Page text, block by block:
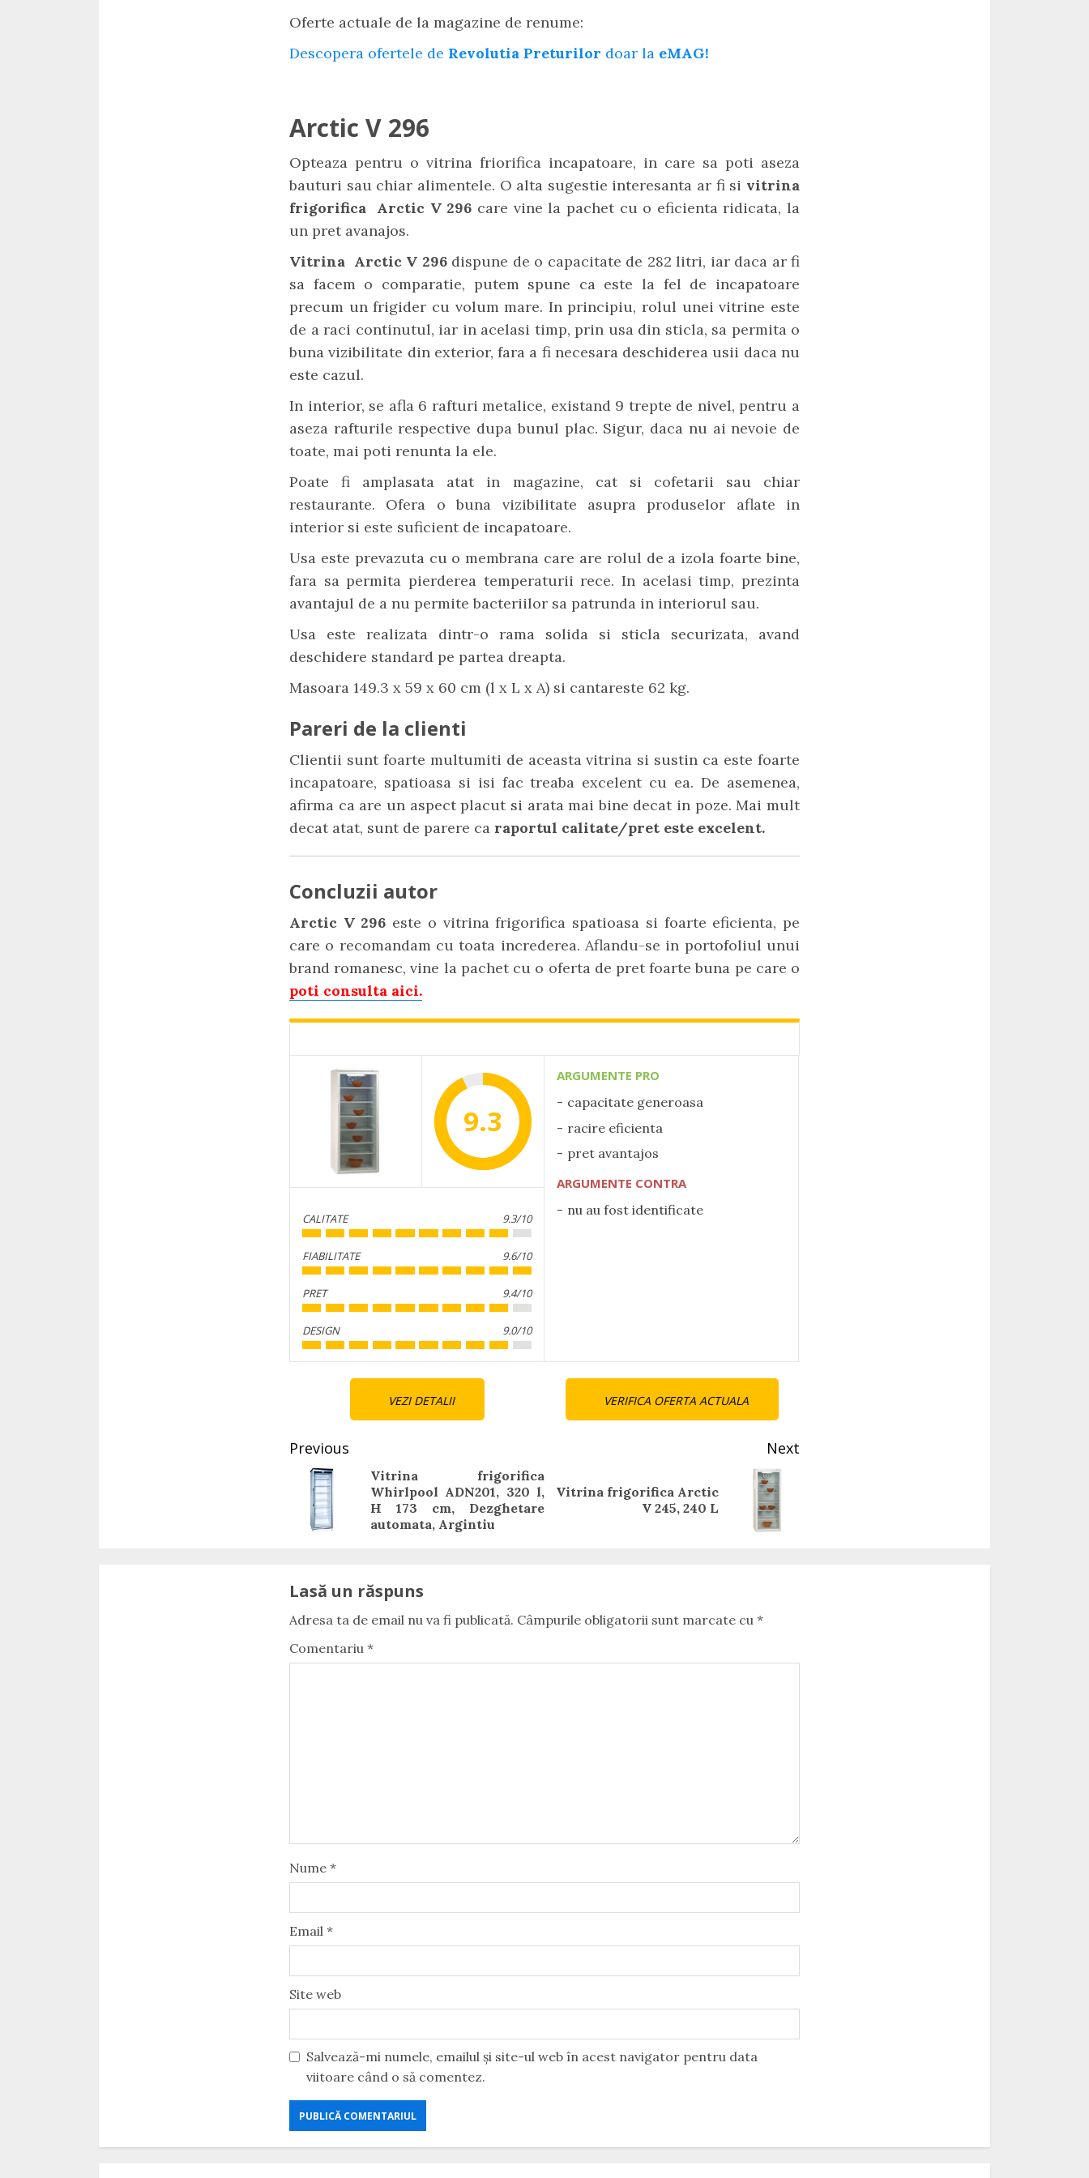
Oferte actuale de la magazine de renume:
Descopera ofertele de Revolutia Preturilor doar la eMAG!
Arctic V 296
Opteaza pentru o vitrina friorifica incapatoare, in care sa poti aseza
bauturi sau chiar alimentele. O alta sugestie interesanta ar fi si vitrina
frigorifica Arctic V 296 care vine la pachet cu o eficienta ridicata, la
un pret avanajos.
Vitrina Arctic V 296 dispune de o capacitate de 282 litri, iar daca ar fi
sa facem o comparatie, putem spune ca este la fel de incapatoare
precum un frigider cu volum mare. In principiu, rolul unei vitrine este
de a raci continutul, iar in acelasi timp, prin usa din sticla, sa permita o
buna vizibilitate din exterior, fara a fi necesara deschiderea usii daca nu
este cazul.
In interior, se afla 6 rafturi metalice, existand 9 trepte de nivel, pentru a
aseza rafturile respective dupa bunul plac. Sigur, daca nu ai nevoie de
toate, mai poti renunta la ele.
Poate fi amplasata atat in magazine, cat si cofetarii sau chiar
restaurante. Ofera o buna vizibilitate asupra produselor aflate in
interior si este suficient de incapatoare.
Usa este prevazuta cu o membrana care are rolul de a izola foarte bine,
fara sa permita pierderea temperaturii rece. In acelasi timp, prezinta
avantajul de a nu permite bacteriilor sa patrunda in interiorul sau.
Usa este realizata dintr-o rama solida si sticla securizata, avand
deschidere standard pe partea dreapta.
Masoara 149.3 x 59 x 60 cm (l x L x A) si cantareste 62 kg.
Pareri de la clienti
Clientii sunt foarte multumiti de aceasta vitrina si sustin ca este foarte
incapatoare, spatioasa si isi fac treaba excelent cu ea. De asemenea,
afirma ca are un aspect placut si arata mai bine decat in poze. Mai mult
decat atat, sunt de parere ca raportul calitate/pret este excelent.
Concluzii autor
Arctic V 296 este o vitrina frigorifica spatioasa si foarte eficienta, pe
care o recomandam cu toata increderea. Aflandu-se in portofoliul unui
brand romanesc, vine la pachet cu o oferta de pret foarte buna pe care o
poti consulta aici.
9.3
CALITATE 9.3/10
FIABILITATE 9.6/10
PRET 9.4/10
DESIGN 9.0/10
ARGUMENTE PRO
capacitate generoasa
racire eficienta
pret avantajos
ARGUMENTE CONTRA
nu au fost identificate
VEZI DETALII VERIFICA OFERTA ACTUALA
Continue
Reading
Previous
Previous
post:
Vitrina frigorifica
Whirlpool ADN201, 320 l,
H 173 cm, Dezghetare
automata, Argintiu
Next
Next
post:
Vitrina frigorifica Arctic
V 245, 240 L
Lasă un răspuns
Adresa ta de email nu va fi publicată. Câmpurile obligatorii sunt marcate cu *
Comentariu *
Nume *
Email *
Site web
Salvează-mi numele, emailul și site-ul web în acest navigator pentru data
viitoare când o să comentez.